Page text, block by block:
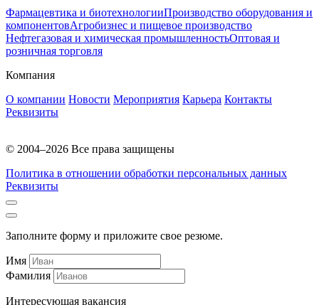
Фармацевтика и биотехнологииПроизводство оборудования и
компонентовАгробизнес и пищевое производство
Нефтегазовая и химическая промышленностьОптовая и
розничная торговля
Компания
О компании Новости Мероприятия Карьера Контакты
Реквизиты
© 2004–2026 Все права защищены
Политика в отношении обработки персональных данных
Реквизиты
Заполните форму и приложите свое резюме.
Имя
Фамилия
Интересующая вакансия